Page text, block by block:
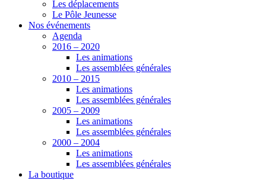
Les déplacements
Le Pôle Jeunesse
Nos événements
Agenda
2016 – 2020
Les animations
Les assemblées générales
2010 – 2015
Les animations
Les assemblées générales
2005 – 2009
Les animations
Les assemblées générales
2000 – 2004
Les animations
Les assemblées générales
La boutique